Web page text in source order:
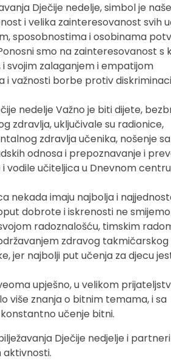
Dječije nedelje, simbol je
i velika zainteresovanost svih
sposobnostima i osobinama
smo na zainteresovanost s
svojim zalaganjem i empatijom
i važnosti borbe protiv
nedelje Važno je biti dijete,
zdravlja, uključivale su radionice,
zdravlja učenika, nošenje
odnosa i prepoznavanje i
vodile učiteljica u Dnevnom
nekada imaju najbolja i
dobrote i iskrenosti ne smijemo
radoznalošću, timskim
zdravog takmičarskog
jer najbolji put učenja za djecu
upješno, u velikom
više znanja o bitnim temama, i sa
učenje bitni.
Dječije nedjelje i
aktivnosti.